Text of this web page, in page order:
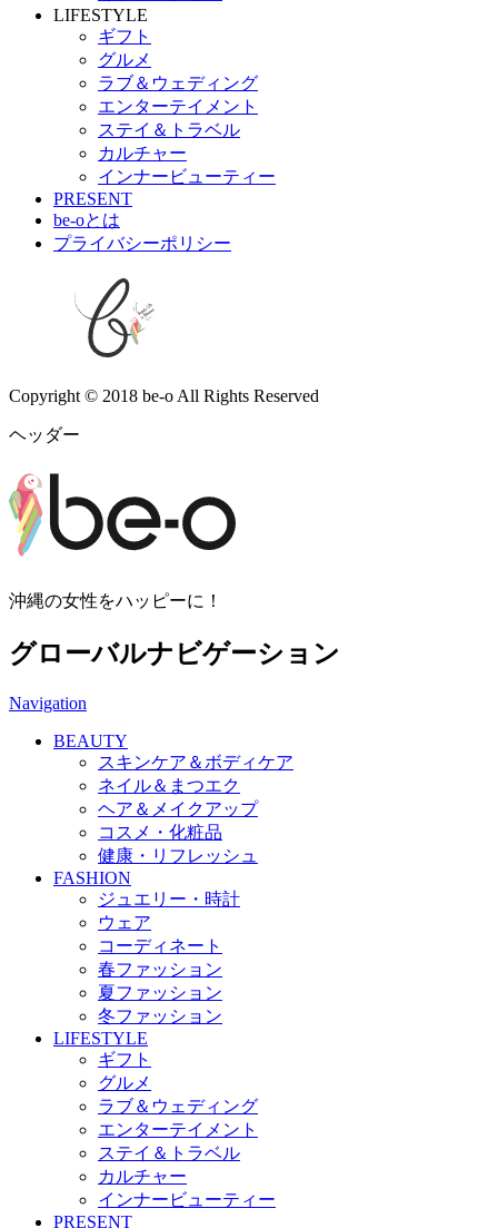
LIFESTYLE
ギフト
グルメ
ラブ＆ウェディング
エンターテイメント
ステイ＆トラベル
カルチャー
インナービューティー
PRESENT
be-oとは
プライバシーポリシー
Copyright © 2018 be-o All Rights Reserved
ヘッダー
沖縄の女性をハッピーに！
グローバルナビゲーション
Navigation
BEAUTY
スキンケア＆ボディケア
ネイル＆まつエク
ヘア＆メイクアップ
コスメ・化粧品
健康・リフレッシュ
FASHION
ジュエリー・時計
ウェア
コーディネート
春ファッション
夏ファッション
冬ファッション
LIFESTYLE
ギフト
グルメ
ラブ＆ウェディング
エンターテイメント
ステイ＆トラベル
カルチャー
インナービューティー
PRESENT